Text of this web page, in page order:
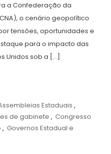
a Confederação da
o cenário geopolítico
tensões, oportunidades e
para o impacto das
Unidos sob a […]
Estaduais ,
de gabinete , Congresso
, Governos Estadual e